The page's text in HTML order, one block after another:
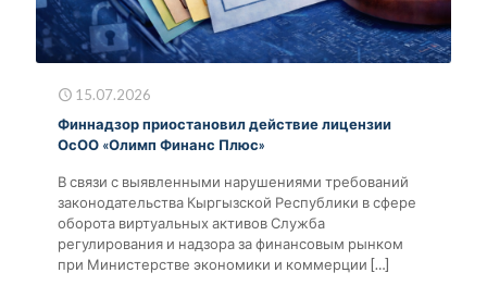
15.07.2026
Финнадзор приостановил действие лицензии
ОсОО «Олимп Финанс Плюс»
В связи с выявленными нарушениями требований
законодательства Кыргызской Республики в сфере
оборота виртуальных активов Служба
регулирования и надзора за финансовым рынком
при Министерстве экономики и коммерции […]